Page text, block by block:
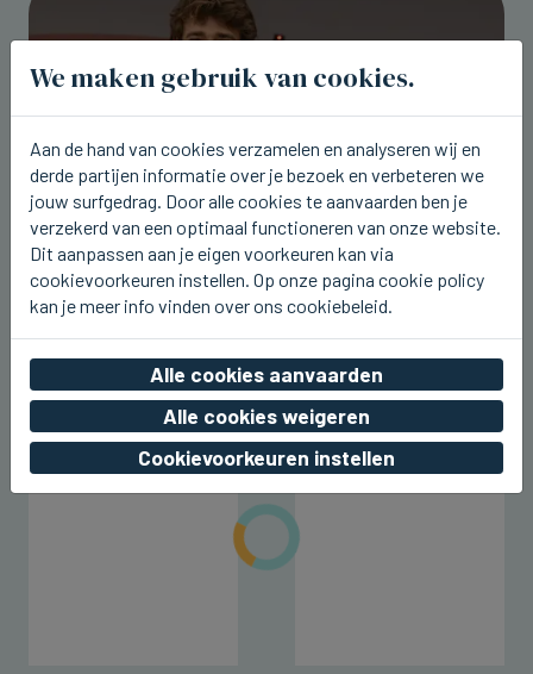
WESTENDE
Aaron Blommaert komt nu zaterdag
naar Joe Paradice Beach
wo 05 augustus 2026, 20:49
We maken gebruik van cookies.
Aan de hand van cookies verzamelen en analyseren wij en
derde partijen informatie over je bezoek en verbeteren we
jouw surfgedrag. Door alle cookies te aanvaarden ben je
verzekerd van een optimaal functioneren van onze website.
Dit aanpassen aan je eigen voorkeuren kan via
cookievoorkeuren instellen. Op onze pagina cookie policy
kan je meer info vinden over ons cookiebeleid.
Alle cookies aanvaarden
Alle cookies weigeren
Cookievoorkeuren instellen